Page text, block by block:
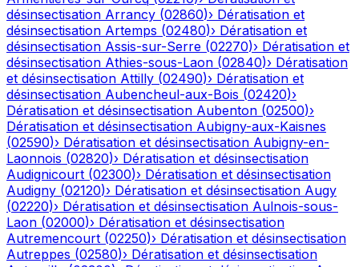
désinsectisation Arrancy (02860)› Dératisation et
désinsectisation Artemps (02480)› Dératisation et
désinsectisation Assis-sur-Serre (02270)› Dératisation et
désinsectisation Athies-sous-Laon (02840)› Dératisation
et désinsectisation Attilly (02490)› Dératisation et
désinsectisation Aubencheul-aux-Bois (02420)›
Dératisation et désinsectisation Aubenton (02500)›
Dératisation et désinsectisation Aubigny-aux-Kaisnes
(02590)› Dératisation et désinsectisation Aubigny-en-
Laonnois (02820)› Dératisation et désinsectisation
Audignicourt (02300)› Dératisation et désinsectisation
Audigny (02120)› Dératisation et désinsectisation Augy
(02220)› Dératisation et désinsectisation Aulnois-sous-
Laon (02000)› Dératisation et désinsectisation
Autremencourt (02250)› Dératisation et désinsectisation
Autreppes (02580)› Dératisation et désinsectisation